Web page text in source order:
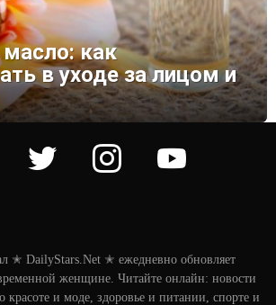
масло: как
в уходе за лицом и
twitter instagram youtube
✭ DailyStars.Net ✭ ежедневно обновляет
женщине. Читайте онлайн: новости
красоте и моде, здоровье и питании, спорте и